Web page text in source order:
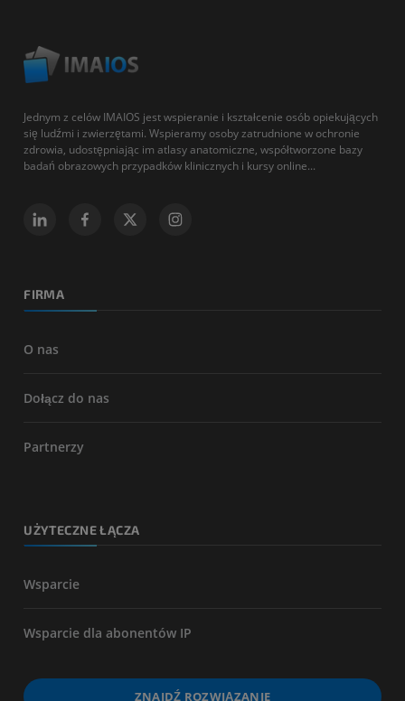
Jednym z celów IMAIOS jest wspieranie i kształcenie osób opiekujących
się ludźmi i zwierzętami. Wspieramy osoby zatrudnione w ochronie
zdrowia, udostępniając im atlasy anatomiczne, współtworzone bazy
badań obrazowych przypadków klinicznych i kursy online...
FIRMA
O nas
Dołącz do nas
Partnerzy
UŻYTECZNE ŁĄCZA
Wsparcie
Wsparcie dla abonentów IP
ZNAJDŹ ROZWIĄZANIE